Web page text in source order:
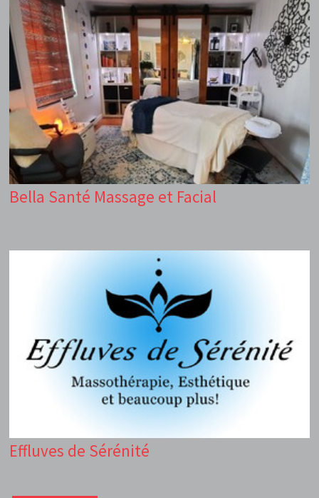
Bella Santé Massage et Facial
Effluves de Sérénité